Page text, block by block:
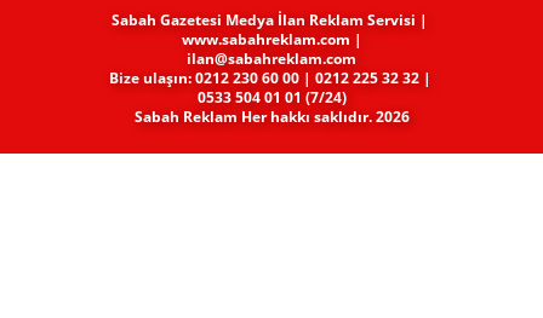
Sabah Gazetesi Medya​ İlan Reklam Servisi |
www.sabahreklam.com |
ilan@sabahreklam.com
Bize ulaşın: 0212 230 60 00 | 0212 225 32 32 |
0533 504 01 01 (7/24)
Sabah Reklam Her hakkı saklıdır. 2026